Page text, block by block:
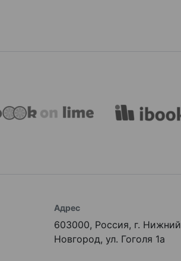
Адрес
603000, Россия, г. Нижний
Новгород, ул. Гоголя 1а